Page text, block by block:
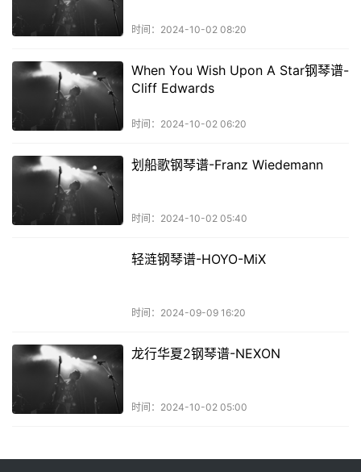
时间：2024-10-02 08:20
When You Wish Upon A Star钢琴谱-
Cliff Edwards
时间：2024-10-02 06:20
划船歌钢琴谱-Franz Wiedemann
时间：2024-10-02 05:40
轻涟钢琴谱-HOYO-MiX
时间：2024-09-09 16:20
龙行华夏2钢琴谱-NEXON
时间：2024-10-02 05:00